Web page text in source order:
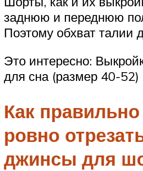
заднюю и переднюю
Поэтому обхват талии
Это интересно:
для сна (размер 40-52)
Как
ровно
джинсы для